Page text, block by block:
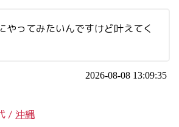
やってみたいんですけど叶えてく
2026-08-08 13:09:35
/ 沖縄